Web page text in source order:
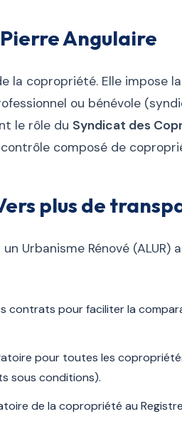
Pierre Angulaire
la copropriété. Elle impose la
ou bénévole
le rôle du Syndicat des
composé de
plus de
Urbanisme Rénové (ALUR)
contrats pour faciliter la
pour toutes les
sous conditions).
de la copropriété au